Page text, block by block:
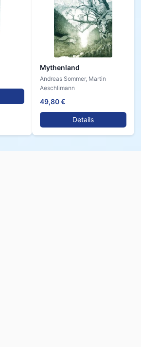
Mythenland
Andreas Sommer, Martin
Aeschlimann
49,80 €
Details